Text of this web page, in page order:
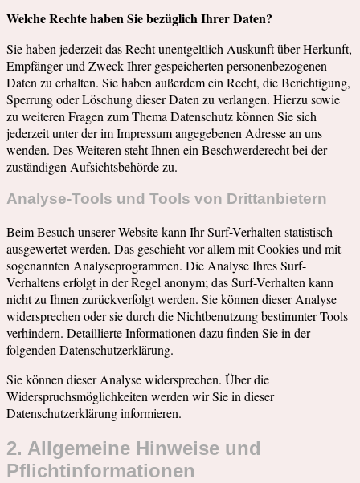
Welche Rechte haben Sie bezüglich Ihrer Daten?
Sie haben jederzeit das Recht unentgeltlich Auskunft über Herkunft,
Empfänger und Zweck Ihrer gespeicherten personenbezogenen
Daten zu erhalten. Sie haben außerdem ein Recht, die Berichtigung,
Sperrung oder Löschung dieser Daten zu verlangen. Hierzu sowie
zu weiteren Fragen zum Thema Datenschutz können Sie sich
jederzeit unter der im Impressum angegebenen Adresse an uns
wenden. Des Weiteren steht Ihnen ein Beschwerderecht bei der
zuständigen Aufsichtsbehörde zu.
Analyse-Tools und Tools von Drittanbietern
Beim Besuch unserer Website kann Ihr Surf-Verhalten statistisch
ausgewertet werden. Das geschieht vor allem mit Cookies und mit
sogenannten Analyseprogrammen. Die Analyse Ihres Surf-
Verhaltens erfolgt in der Regel anonym; das Surf-Verhalten kann
nicht zu Ihnen zurückverfolgt werden. Sie können dieser Analyse
widersprechen oder sie durch die Nichtbenutzung bestimmter Tools
verhindern. Detaillierte Informationen dazu finden Sie in der
folgenden Datenschutzerklärung.
Sie können dieser Analyse widersprechen. Über die
Widerspruchsmöglichkeiten werden wir Sie in dieser
Datenschutzerklärung informieren.
2. Allgemeine Hinweise und
Pflichtinformationen